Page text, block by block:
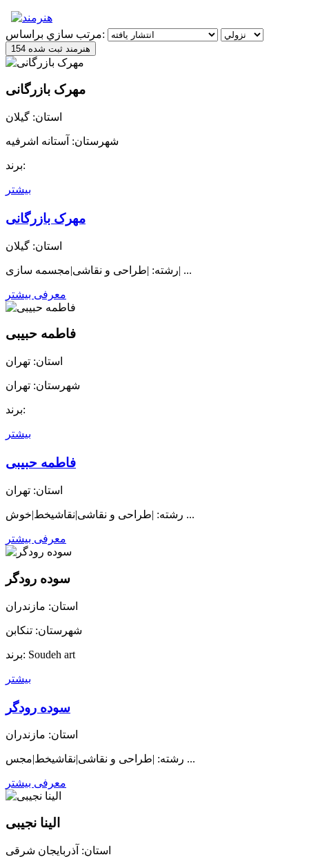
مرتب سازي براساس:
154 هنرمند ثبت شده
مهرک بازرگانی
استان: گیلان
شهرستان: آستانه اشرفیه
برند:
بیشتر
مهرک بازرگانی
استان: گیلان
رشته: |طراحی و نقاشی|مجسمه سازی| ...
معرفی بیشتر
فاطمه حبیبی
استان: تهران
شهرستان: تهران
برند:
بیشتر
فاطمه حبیبی
استان: تهران
رشته: |طراحی و نقاشی|نقاشیخط|خوش ...
معرفی بیشتر
سوده رودگر
استان: مازندران
شهرستان: تنکابن
برند: Soudeh art
بیشتر
سوده رودگر
استان: مازندران
رشته: |طراحی و نقاشی|نقاشیخط|مجس ...
معرفی بیشتر
الینا نجیبی
استان: آذربایجان شرقی